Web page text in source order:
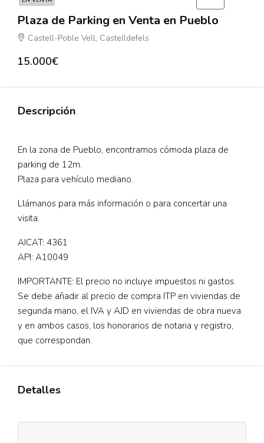
Plaza de Parking en Venta en Pueblo
Castell-Poble Vell, Castelldefels
15.000€
Descripción
En la zona de Pueblo, encontramos cómoda plaza de
parking de 12m.
Plaza para vehículo mediano.
Llámanos para más información o para concertar una
visita.
AICAT: 4361
API: A10049
IMPORTANTE: El precio no incluye impuestos ni gastos.
Se debe añadir al precio de compra ITP en viviendas de
segunda mano, el IVA y AJD en viviendas de obra nueva
y en ambos casos, los honorarios de notaria y registro,
que correspondan.
Detalles